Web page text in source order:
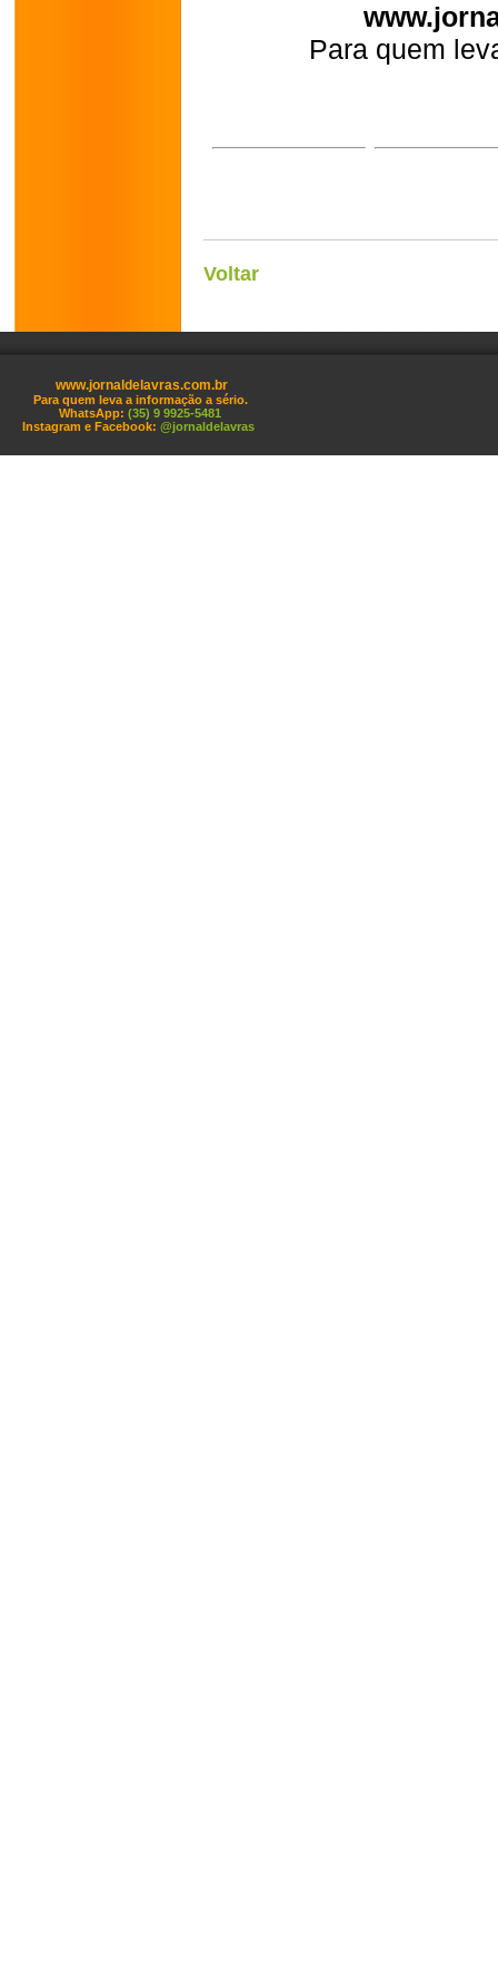
Para quem
Voltar
www.jornaldelavras.com.br
Para quem leva a informação a sério.
WhatsApp: (35) 9 9925-5481
Instagram e Facebook: @jornaldelavras